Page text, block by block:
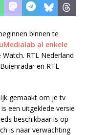
binnen te
al enkele
RTL Nederland
en RTL
gemaakt om je tv
een uitgeklede versie
beschikbaar is op
is naar verwachting